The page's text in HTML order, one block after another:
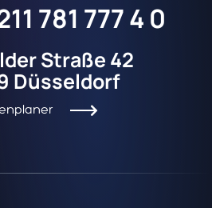
781 777 4 0
Straße 42
Düsseldorf